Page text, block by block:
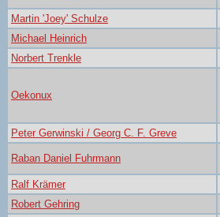
Martin 'Joey' Schulze
Michael Heinrich
Norbert Trenkle
Oekonux
Peter Gerwinski / Georg C. F. Greve
Raban Daniel Fuhrmann
Ralf Krämer
Robert Gehring